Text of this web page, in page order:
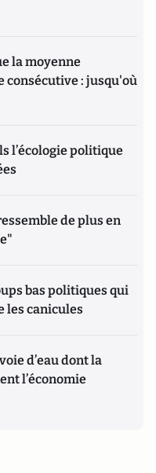
la moyenne
consécutive : jusqu'où
l’écologie politique
de plus en
bas politiques qui
les canicules
d’eau dont la
l’économie